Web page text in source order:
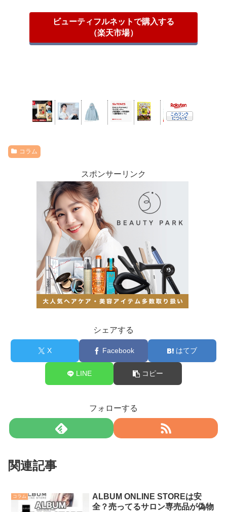
ビューティフルネットで購入する
（楽天市場）
コラム
スポンサーリンク
シェアする
X Facebook はてブ
LINE コピー
フォローする
関連記事
コラム
ALBUM ONLINE STOREは安
全？売ってるサロン専売品が偽物